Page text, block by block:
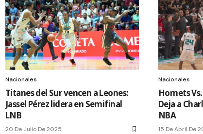
Nacionales
Titanes del Sur vencen a Leones:
Jassel Pérez lidera en Semifinal
LNB
20 De Julio De 2025
Nacionales
Hornets
Deja a
NBA
15 De Abril De